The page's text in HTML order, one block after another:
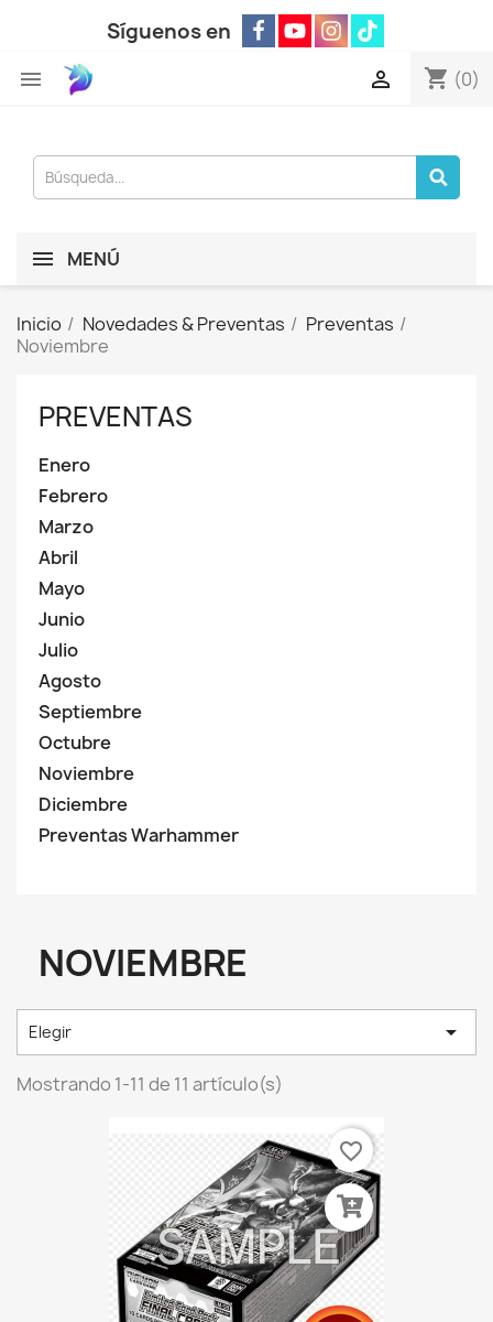
Síguenos en
 shopping_cart (0)

MENÚ
Inicio Novedades & Preventas
Preventas
Noviembre
PREVENTAS
Enero
Febrero
Marzo
Abril
Mayo
Junio
Julio
Agosto
Septiembre
Octubre
Noviembre
Diciembre
Preventas Warhammer
NOVIEMBRE
Elegir 
Mostrando 1-11 de 11 artículo(s)
favorite_border